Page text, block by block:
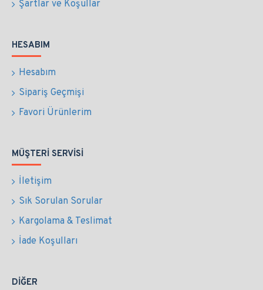
Şartlar ve Koşullar
HESABIM
Hesabım
Sipariş Geçmişi
Favori Ürünlerim
MÜŞTERI SERVISI
İletişim
Sık Sorulan Sorular
Kargolama & Teslimat
İade Koşulları
DIĞER